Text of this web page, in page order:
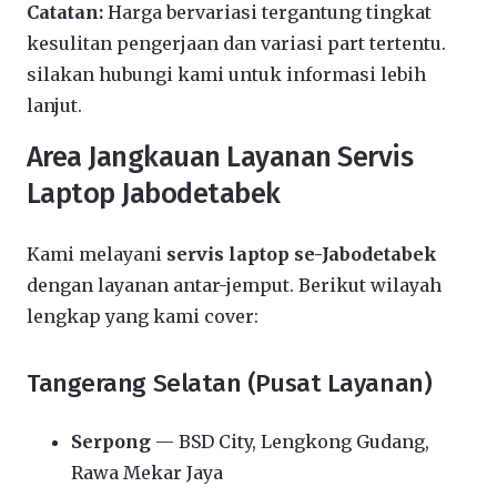
Catatan: Harga bervariasi tergantung tingkat
kesulitan pengerjaan dan variasi part tertentu.
silakan hubungi kami untuk informasi lebih
lanjut.
Area Jangkauan Layanan Servis
Laptop Jabodetabek
Kami melayani servis laptop se-Jabodetabek
dengan layanan antar-jemput. Berikut wilayah
lengkap yang kami cover:
Tangerang Selatan (Pusat Layanan)
Serpong — BSD City, Lengkong Gudang,
Rawa Mekar Jaya